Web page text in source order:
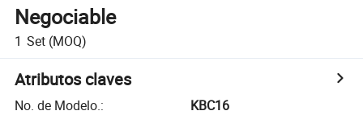
Negociable
1 Set (MOQ)
Atributos claves
No. de Modelo.:
KBC16